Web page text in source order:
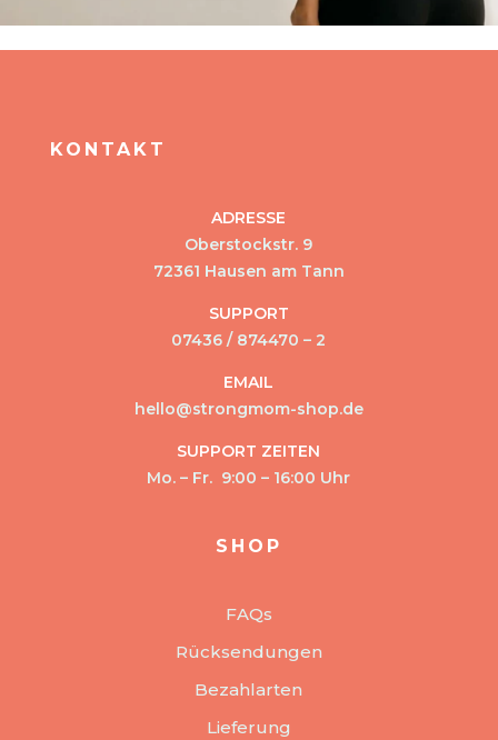
KONTAKT
ADRESSE
Oberstockstr. 9
72361 Hausen am Tann
SUPPORT
07436 / 874470 – 2
EMAIL
hello@strongmom-shop.de
SUPPORT ZEITEN
Mo. – Fr. 9:00 – 16:00 Uhr
SHOP
FAQs
Rücksendungen
Bezahlarten
Lieferung